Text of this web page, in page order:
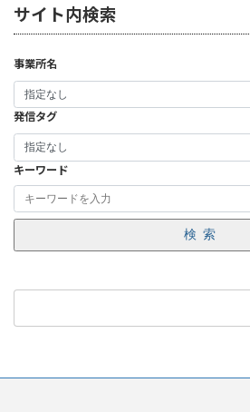
サイト内検索
事業所名
発信タグ
キーワード
検索